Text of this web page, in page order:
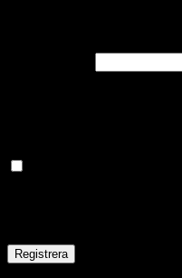
Registrera